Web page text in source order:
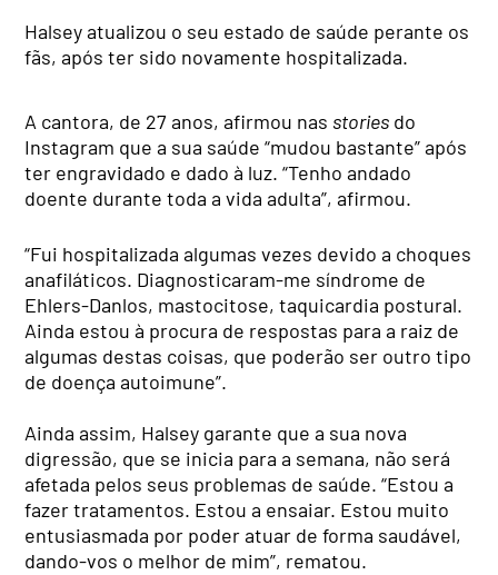
Halsey atualizou o seu estado de saúde perante os
fãs, após ter sido novamente hospitalizada.
A cantora, de 27 anos, afirmou nas stories do
Instagram que a sua saúde “mudou bastante” após
ter engravidado e dado à luz. “Tenho andado
doente durante toda a vida adulta”, afirmou.
“Fui hospitalizada algumas vezes devido a choques
anafiláticos. Diagnosticaram-me síndrome de
Ehlers-Danlos, mastocitose, taquicardia postural.
Ainda estou à procura de respostas para a raiz de
algumas destas coisas, que poderão ser outro tipo
de doença autoimune”.
Ainda assim, Halsey garante que a sua nova
digressão, que se inicia para a semana, não será
afetada pelos seus problemas de saúde. “Estou a
fazer tratamentos. Estou a ensaiar. Estou muito
entusiasmada por poder atuar de forma saudável,
dando-vos o melhor de mim”, rematou.